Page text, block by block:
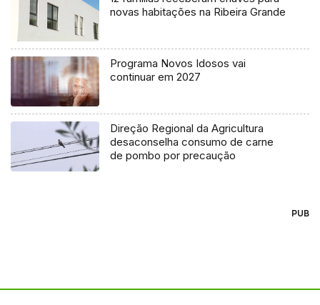
novas habitações na Ribeira Grande
Programa Novos Idosos vai
continuar em 2027
Direção Regional da Agricultura
desaconselha consumo de carne
de pombo por precaução
PUB